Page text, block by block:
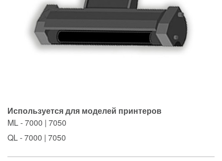
Используется для моделей принтеров
ML - 7000 | 7050
QL - 7000 | 7050